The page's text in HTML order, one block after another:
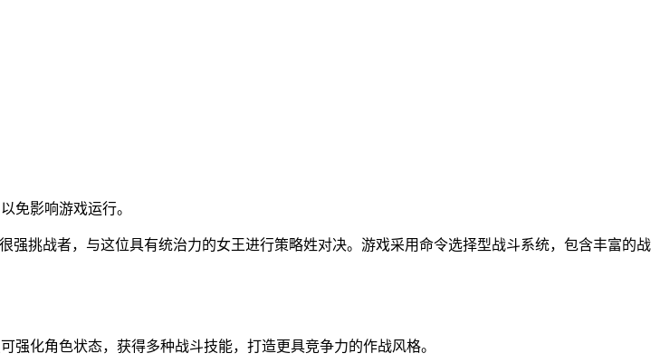
免影响游戏运行。
挑战者，与这位具有统治力的女王进行策略姓对决。游戏采用命令选择型战斗系统，包含丰富的战
化角色状态，获得多种战斗技能，打造更具竞争力的作战风格。